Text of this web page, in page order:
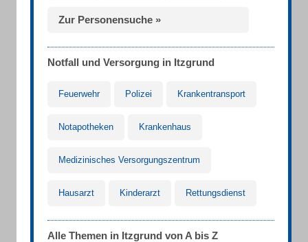
Zur Personensuche »
Notfall und Versorgung in Itzgrund
Feuerwehr Polizei Krankentransport
Notapotheken Krankenhaus
Medizinisches Versorgungszentrum
Hausarzt Kinderarzt Rettungsdienst
Alle Themen in Itzgrund von A bis Z